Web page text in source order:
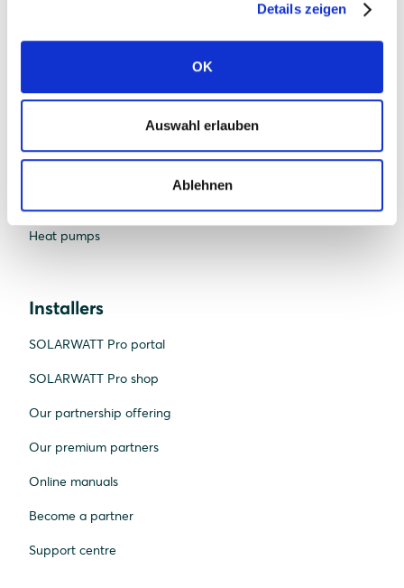
Details zeigen
OK
Auswahl erlauben
Ablehnen
Inverters
Warranties
Heat pumps
Installers
SOLARWATT Pro portal
SOLARWATT Pro shop
Our partnership offering
Our premium partners
Online manuals
Become a partner
Support centre